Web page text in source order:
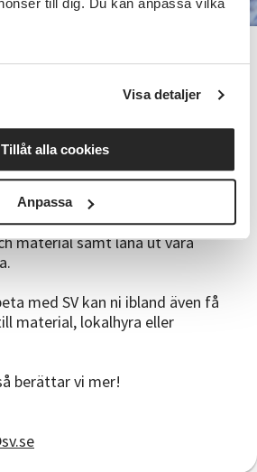
Visa detaljer
Tillåt alla cookies
Anpassa
med oss?
man ska samarbeta med ett
”lika gärna kan studera något
eller se ett Youtube-klipp”.
hjälp i form av stöd,
ledarutbildning. Vi kan även
av upplägg för cirkeln, ge
material samt låna ut våra
med SV kan ni ibland även få
material, lokalhyra eller
berättar vi mer!